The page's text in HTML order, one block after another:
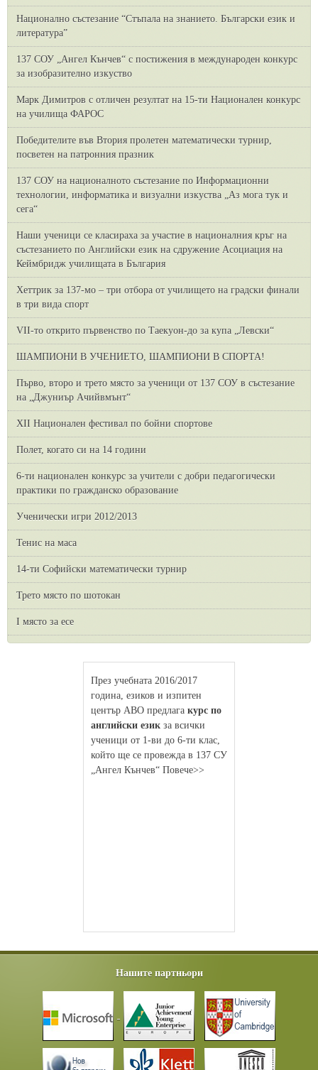
Национално състезание “Стъпала на знанието. Български език и
литература”
137 СОУ „Ангел Кънчев“ с постижения в международен конкурс
за изобразително изкуство
Марк Димитров с отличен резултат на 15-ти Национален конкурс
на училища ФАРОС
Победителите във Втория пролетен математически турнир,
посветен на патронния празник
137 СОУ на националното състезание по Информационни
технологии, информатика и визуални изкуства „Аз мога тук и
сега“
Наши ученици се класираха за участие в националния кръг на
състезанието по Английски език на сдружение Асоциация на
Кеймбридж училищата в България
Хеттрик за 137-мо – три отбора от училището на градски финали
в три вида спорт
VII-то открито първенство по Таекуон-до за купа „Левски“
ШАМПИОНИ В УЧЕНИЕТО, ШАМПИОНИ В СПОРТА!
Първо, второ и трето място за ученици от 137 СОУ в състезание
на „Джуниър Ачийвмънт“
XII Национален фестивал по бойни спортове
Полет, когато си на 14 години
6-ти национален конкурс за учители с добри педагогически
практики по гражданско образование
Ученически игри 2012/2013
Тенис на маса
14-ти Софийски математически турнир
Трето място по шотокан
I място за есе
През учебната 2016/2017
година, езиков и изпитен
център АВО предлага курс по
английски език за всички
ученици от 1-ви до 6-ти клас,
който ще се провежда в 137 СУ
„Ангел Кънчев“ Повече>>
Нашите партньори